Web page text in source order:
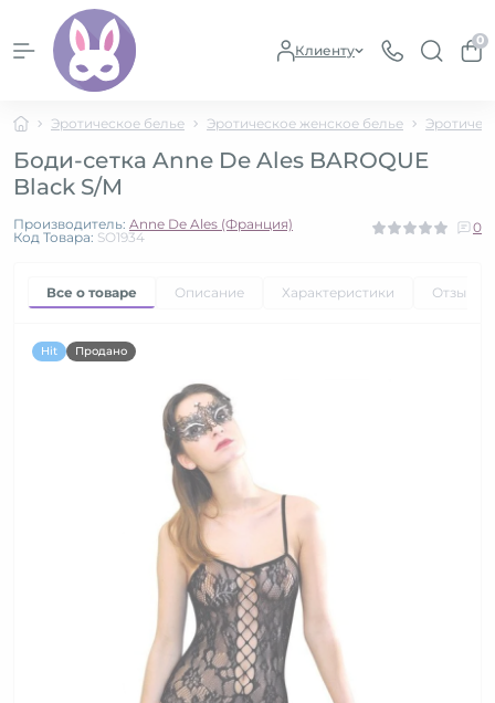
Клиенту
0
Эротическое белье Эротическое женское белье
Боди-сетка Anne De Ales BAROQUE
Black S/M
Производитель: Anne De Ales (Франция)
Код Товара: SO1934
0
Все о товаре Описание Характеристики Отзывы
Hit Продано